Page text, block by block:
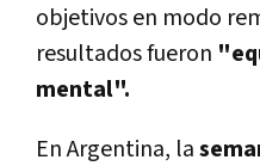
objetivos en modo
resultados fueron
mental".
En Argentina, la